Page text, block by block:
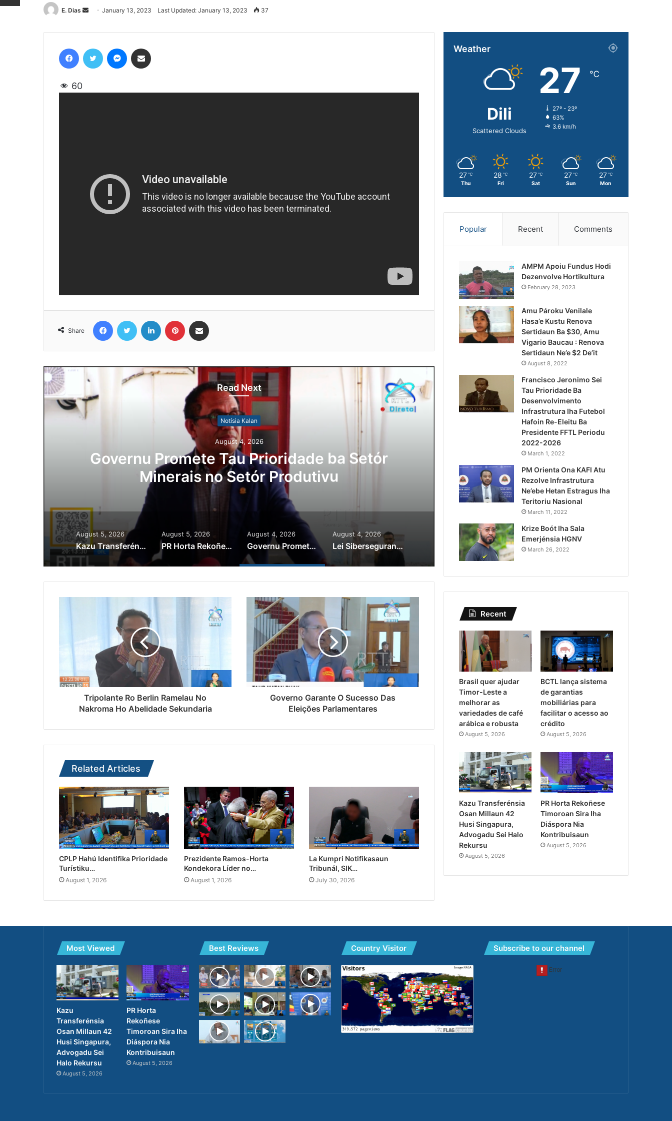
E. Dias
Send
email
January 13, 2023 Last Updated: January 13, 2023 37
60
Share
Read Next
Notísia Kalan
August 4, 2026
Governu Promete Tau Prioridade ba Setór
Minerais no Setór Produtivu
Lei Siberseguransa Ajuda
Kaptura Autór Kriminozu
Estranjeiru
August 5, 2026
Kazu Transferénsia Osan Millaun 42 Husi Singapura, Advogadu Sei Halo Rekursu
August 5, 2026
PR Horta Rekoñese Timoroan Sira Iha Diáspora Nia Kontribuisaun
August 4, 2026
Governu Promete Tau Prioridade ba Setór Minerais no Setór Produtivu
August 4, 2026
Lei Siberseguransa Ajuda Autoridade Polisiál Kaptura Autór Kriminozu ho Paradeiru Iha Estranjeiru
Tripolante Ro Berlin Ramelau No
Nakroma Ho Abelidade Sekundaria
Governo Garante O Sucesso Das
Eleições Parlamentares
Related Articles
CPLP Hahú Identifika Prioridade
Turístiku…
August 1, 2026
Prezidente Ramos-Horta
Kondekora Líder no…
August 1, 2026
La Kumpri Notifikasaun
Tribunál, SIK…
July 30, 2026
Weather
Dili
Scattered Clouds
27 ℃
27º - 23º
63%
3.6 km/h
27 ℃
Thu
28 ℃
Fri
27 ℃
Sat
27 ℃
Sun
27 ℃
Mon
Popular Recent Comments
AMPM Apoiu Fundus Hodi
Dezenvolve Hortikultura
February 28, 2023
Amu Pároku Venilale
Hasa’e Kustu Renova
Sertidaun Ba $30, Amu
Vigario Baucau : Renova
Sertidaun Ne’e $2 De’it
August 8, 2022
Francisco Jeronimo Sei
Tau Prioridade Ba
Desenvolvimento
Infrastrutura Iha Futebol
Hafoin Re-Eleitu Ba
Presidente FFTL Periodu
2022-2026
March 1, 2022
PM Orienta Ona KAFI Atu
Rezolve Infrastrutura
Ne’ebe Hetan Estragus Iha
Teritoriu Nasional
March 11, 2022
Krize Boót Iha Sala
Emerjénsia HGNV
March 26, 2022
Recent
Brasil quer ajudar
Timor-Leste a
melhorar as
variedades de café
arábica e robusta
August 5, 2026
BCTL lança sistema
de garantias
mobiliárias para
facilitar o acesso ao
crédito
August 5, 2026
Kazu Transferénsia
Osan Millaun 42
Husi Singapura,
Advogadu Sei Halo
Rekursu
August 5, 2026
PR Horta Rekoñese
Timoroan Sira Iha
Diáspora Nia
Kontribuisaun
August 5, 2026
Most Viewed
Kazu
Transferénsia
Osan Millaun 42
Husi Singapura,
Advogadu Sei
Halo Rekursu
August 5, 2026
PR Horta
Rekoñese
Timoroan Sira Iha
Diáspora Nia
Kontribuisaun
August 5, 2026
Best Reviews Country Visitor Subscribe to our channel